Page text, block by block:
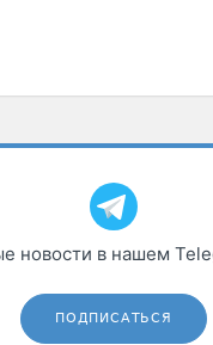
новости в нашем
ПОДПИСАТЬСЯ